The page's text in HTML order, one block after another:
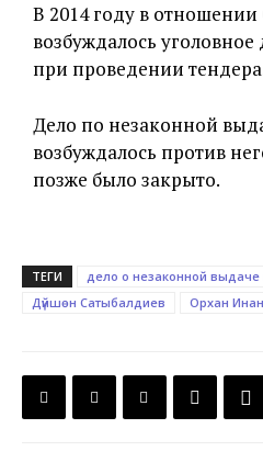
В 2014 году в
возбуждалось
при проведении
Дело по незаконной
возбуждалось против
позже было закрыто.
ТЕГИ
дело о незаконной выдаче
Дүйшөн Сатыбалдиев
Орхан